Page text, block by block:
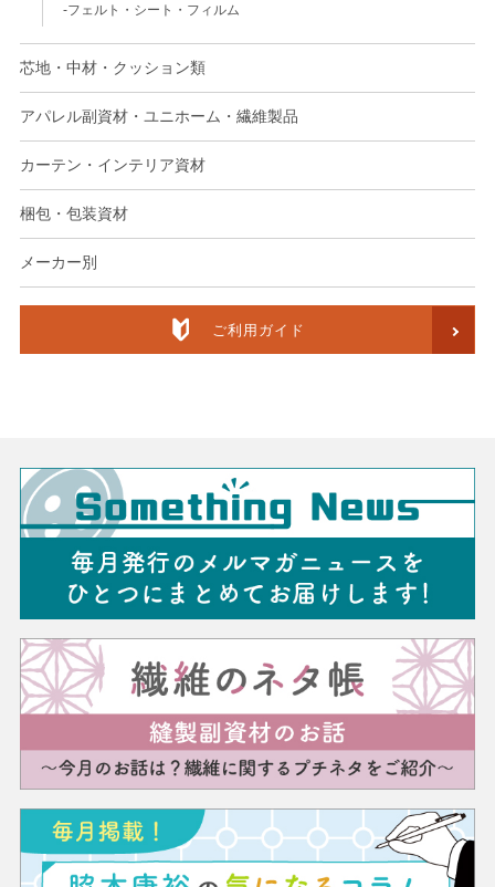
フェルト・シート・フィルム
芯地・中材・クッション類
アパレル副資材・ユニホーム・繊維製品
カーテン・インテリア資材
梱包・包装資材
メーカー別
ご利用ガイド